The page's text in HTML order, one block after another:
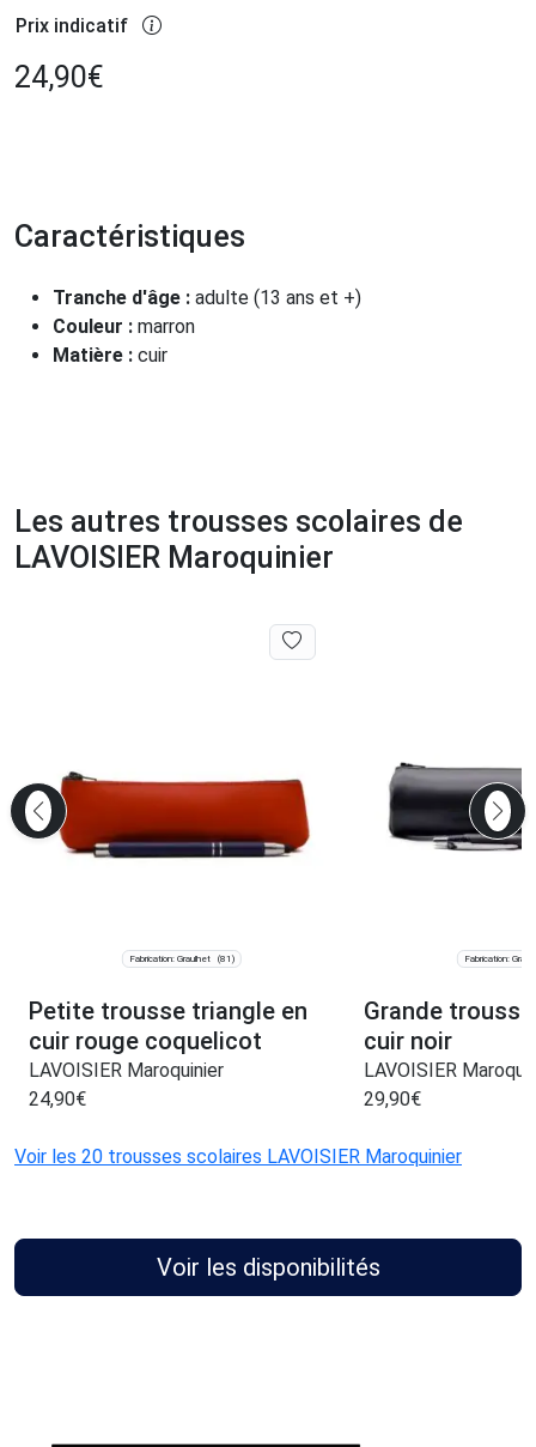
Prix indicatif
24,90€
Caractéristiques
Tranche d'âge : adulte (13 ans et +)
Couleur : marron
Matière : cuir
Les autres trousses scolaires de
LAVOISIER Maroquinier
Fabrication: Graulhet (81)
Petite trousse triangle en
cuir rouge coquelicot
LAVOISIER Maroquinier
24,90€
Fabrication:
Grande
cuir noir
LAVOISIER
29,90€
Voir les 20 trousses scolaires LAVOISIER Maroquinier
Voir les disponibilités